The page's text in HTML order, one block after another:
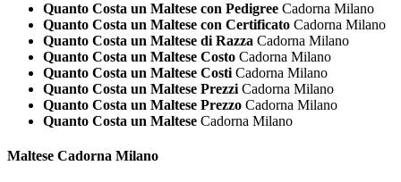
Quanto Costa un Maltese con Pedigree Cadorna Milano
Quanto Costa un Maltese con Certificato Cadorna Milano
Quanto Costa un Maltese di Razza Cadorna Milano
Quanto Costa un Maltese Costo Cadorna Milano
Quanto Costa un Maltese Costi Cadorna Milano
Quanto Costa un Maltese Prezzi Cadorna Milano
Quanto Costa un Maltese Prezzo Cadorna Milano
Quanto Costa un Maltese Cadorna Milano
Maltese Cadorna Milano